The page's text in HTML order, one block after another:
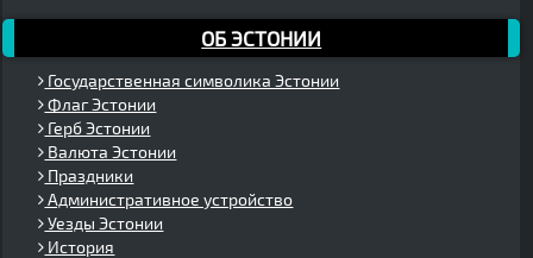
ОБ ЭСТОНИИ
Государственная символика Эстонии
Флаг Эстонии
Герб Эстонии
Валюта Эстонии
Праздники
Административное устройство
Уезды Эстонии
История